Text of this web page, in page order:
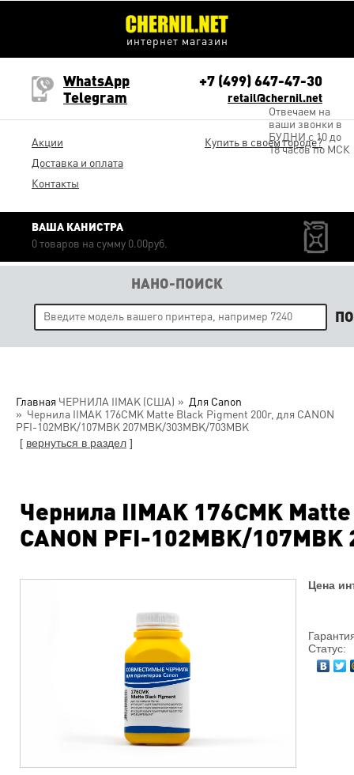
интернет магазин
Акции
Доставка и оплата
Контакты
WhatsApp
Telegram
retail@chernil.net
+7 (499) 647-47-30
Отвечаем на
ваши звонки в
БУДНИ с 10 до
18 часов по МСК
Купить в своем городе?
ВАША КАНИСТРА
0 товаров на сумму 0.00руб.
НАНО-ПОИСК
Главная ЧЕРНИЛА IIMAK (США)
Для Canon
Чернила IIMAK 176CMK Matte Black Pigment 200г, для CANON
PFI-102MBK/107MBK 207MBK/303MBK/703MBK
[ вернуться в раздел ]
Чернила IIMAK 176CMK
CANON PFI-102MBK/
Цена
Статус: